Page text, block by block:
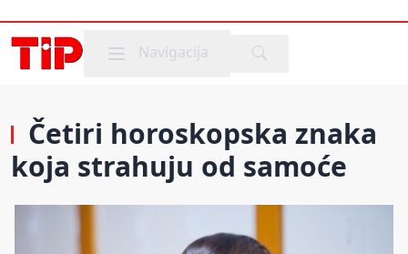
Mobile menu
Navigacija
Četiri horoskopska znaka
koja strahuju od samoće